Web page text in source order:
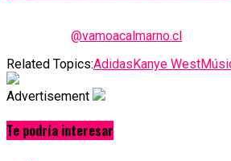
@vamoacalmarno.cl
Related Topics:AdidasKanye West
Advertisement
Te podría interesar